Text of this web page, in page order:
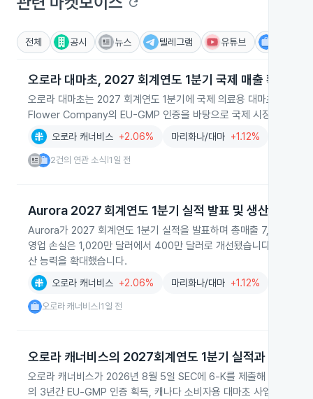
전체 공시 뉴스 텔레그램 유튜브
오로라 대마초, 2027 회계연도 1분기 국제 매출 확대
오로라 대마초는 2027 회계연도 1분기에 국제 의료용 대마초 매출
Flower Company의 EU-GMP 인증을 바탕으로 국제 시장과 고마진
오로라 캐너비스 +2.06% 마리화나/대마 +1.12%
2건의 연관 소식 1일 전
Aurora 2027 회계연도 1분기 실적 발표 및 생산능력 확
Aurora가 2027 회계연도 1분기 실적을 발표하며 총매출 7,080만
영업 손실은 1,020만 달러에서 400만 달러로 개선됐습니다. 회사
산 능력을 확대했습니다.
오로라 캐너비스 +2.06% 마리화나/대마 +1.12%
오로라 캐너비스 1일 전
오로라 캐너비스의 2027회계연도 1분기 실적과 구조조
오로라 캐너비스가 2026년 8월 5일 SEC에 6‑K를 제출해 2027회
의 3년간 EU‑GMP 인증 획득, 캐나다 소비자용 대마초 사업 축소 방